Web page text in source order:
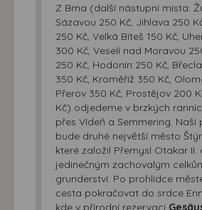
Z Brna (další nástupní místa:
Sázavou 250 Kč, Jihlava 250
250 Kč, Velká Bíteš 150 Kč,
300 Kč, Veselí nad Moravou
250 Kč, Hodonín 250 Kč,
350 Kč, Kroměříž 350 Kč,
Přerov 350 Kč, Prostějov 200
Kč) odjedeme v brzkých
přes Vídeň a Semmering. Naší
bude druhé největší město
které založil Přemysl Otakar II.
jedinečným zachovalým
grunderství. Po prohlídce
cesta pokračovat do srdce
kde v přírodní rezervaci